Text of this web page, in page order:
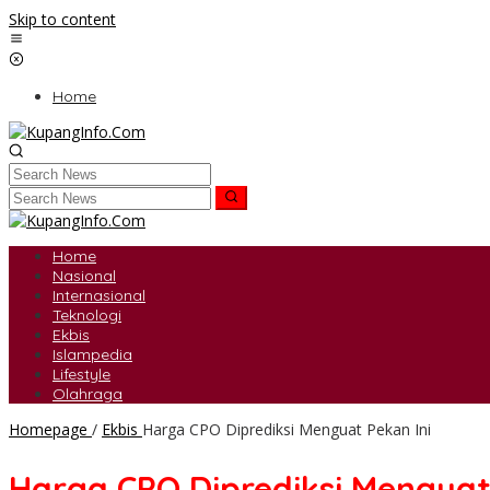
Skip to content
Home
Home
Nasional
Internasional
Teknologi
Ekbis
Islampedia
Lifestyle
Olahraga
Homepage / Ekbis Harga CPO Diprediksi Menguat Pekan Ini